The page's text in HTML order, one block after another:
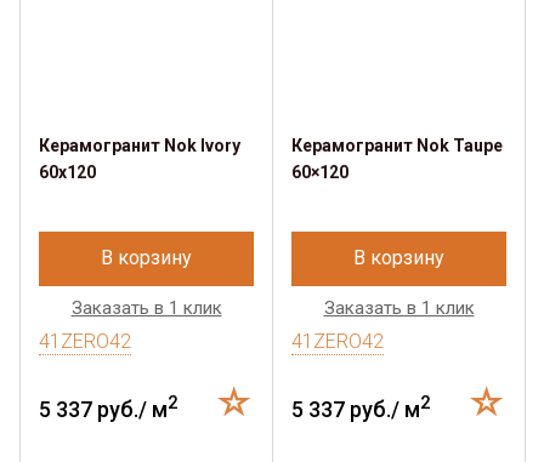
Керамогранит Nok Ivory
60x120
В корзину
Заказать в 1 клик
41ZERO42
5 337 руб./ м2
Керамогранит Nok Taupe
60×120
В корзину
Заказать в 1 клик
41ZERO42
5 337 руб./ м2